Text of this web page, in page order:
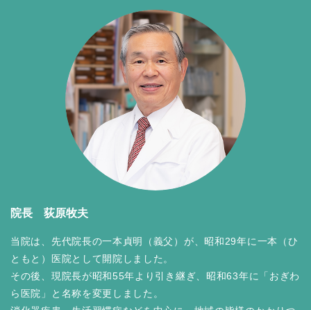
院長 荻原牧夫
当院は、先代院長の一本貞明（義父）が、昭和29年に一本（ひ
ともと）医院として開院しました。
その後、現院長が昭和55年より引き継ぎ、昭和63年に「おぎわ
ら医院」と名称を変更しました。